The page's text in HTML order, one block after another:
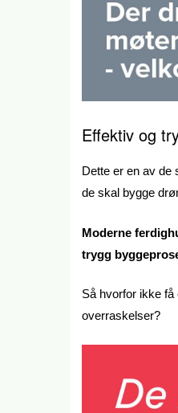
Effektiv og
Dette er en av de
de skal bygge
Moderne
trygg
Så hvorfor ikke
overraskelser?